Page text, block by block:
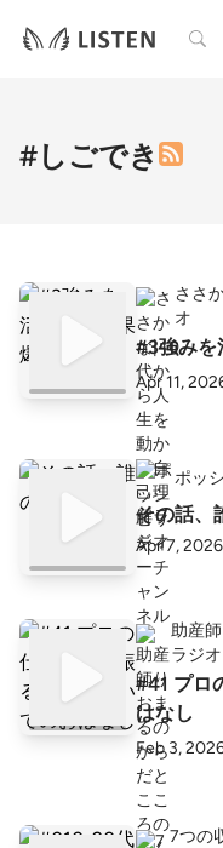
検索
#しごでき
ささ
オ
#3強みを
Apr 11,
ポッ
その話、
Apr 7, 2026
助産
ラジオ
#41 プロ
はなし
Feb 3,
7つの